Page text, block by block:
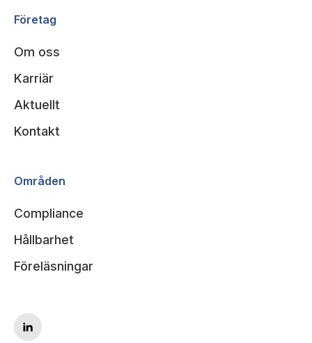
Företag
Om oss
Karriär
Aktuellt
Kontakt
Områden
Compliance
Hållbarhet
Föreläsningar